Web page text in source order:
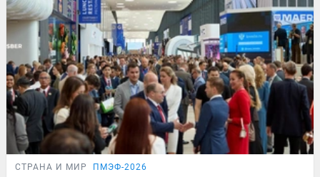
СТРАНА И МИР ПМЭФ-2026